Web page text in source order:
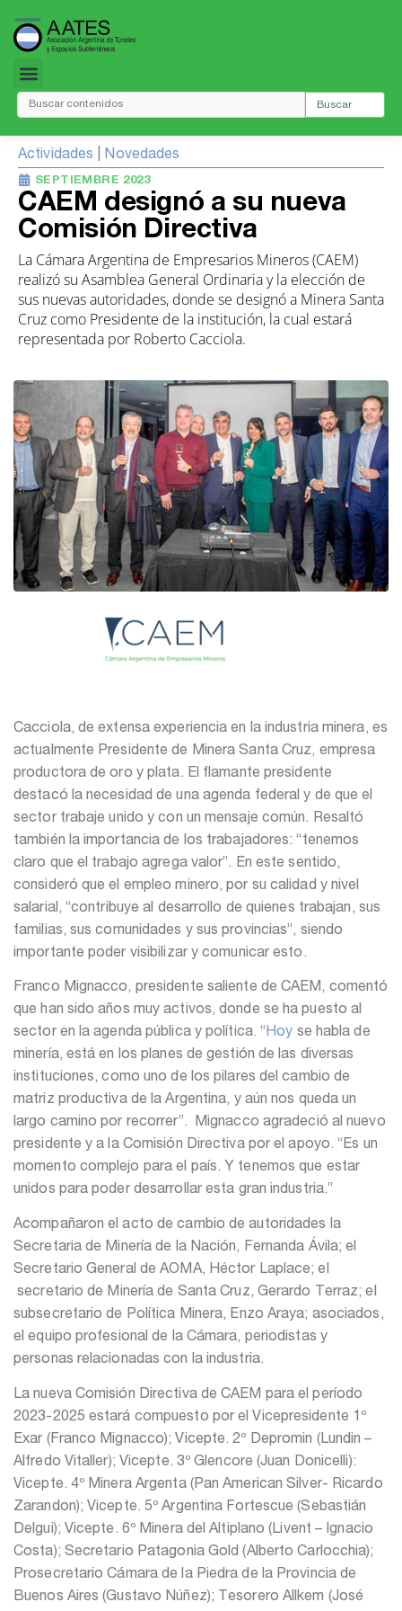
contenido
Buscar
Actividades Novedades
SEPTIEMBRE 2023
CAEM designó a su nueva
Comisión Directiva
La Cámara Argentina de Empresarios Mineros (CAEM)
realizó su Asamblea General Ordinaria y la elección de
sus nuevas autoridades, donde se designó a Minera Santa
Cruz como Presidente de la institución, la cual estará
representada por Roberto Cacciola.
Cacciola, de extensa experiencia en la industria minera, es
actualmente Presidente de Minera Santa Cruz, empresa
productora de oro y plata. El flamante presidente
destacó la necesidad de una agenda federal y de que el
sector trabaje unido y con un mensaje común. Resaltó
también la importancia de los trabajadores: “tenemos
claro que el trabajo agrega valor”. En este sentido,
consideró que el empleo minero, por su calidad y nivel
salarial, “contribuye al desarrollo de quienes trabajan, sus
familias, sus comunidades y sus provincias”, siendo
importante poder visibilizar y comunicar esto.
Franco Mignacco, presidente saliente de CAEM, comentó
que han sido años muy activos, donde se ha puesto al
sector en la agenda pública y política. “Hoy se habla de
minería, está en los planes de gestión de las diversas
instituciones, como uno de los pilares del cambio de
matriz productiva de la Argentina, y aún nos queda un
largo camino por recorrer”. Mignacco agradeció al nuevo
presidente y a la Comisión Directiva por el apoyo. “Es un
momento complejo para el país. Y tenemos que estar
unidos para poder desarrollar esta gran industria.”
Acompañaron el acto de cambio de autoridades la
Secretaria de Minería de la Nación, Fernanda Ávila; el
Secretario General de AOMA, Héctor Laplace; el
secretario de Minería de Santa Cruz, Gerardo Terraz; el
subsecretario de Política Minera, Enzo Araya; asociados,
el equipo profesional de la Cámara, periodistas y
personas relacionadas con la industria.
La nueva Comisión Directiva de CAEM para el período
2023-2025 estará compuesto por el Vicepresidente 1º
Exar (Franco Mignacco); Vicepte. 2º Depromin (Lundin –
Alfredo Vitaller); Vicepte. 3º Glencore (Juan Donicelli):
Vicepte. 4º Minera Argenta (Pan American Silver- Ricardo
Zarandon); Vicepte. 5º Argentina Fortescue (Sebastián
Delgui); Vicepte. 6º Minera del Altiplano (Livent – Ignacio
Costa); Secretario Patagonia Gold (Alberto Carlocchia);
Prosecretario Cámara de la Piedra de la Provincia de
Buenos Aires (Gustavo Núñez); Tesorero Allkem (José